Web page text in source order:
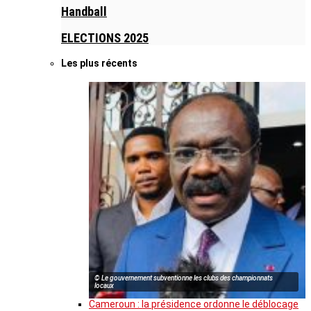
Handball
ELECTIONS 2025
Les plus récents
© Le gouvernement subventionne les clubs des championnats
locaux
Cameroun : la présidence ordonne le déblocage